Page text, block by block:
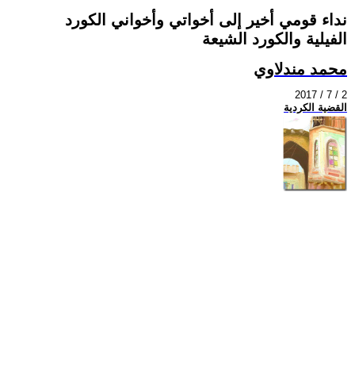
نداء قومي أخير إلى أخواتي وأخواني الكورد
الفيلية والكورد الشيعة
محمد مندلاوي
2017 / 7 / 2
القضية الكردية